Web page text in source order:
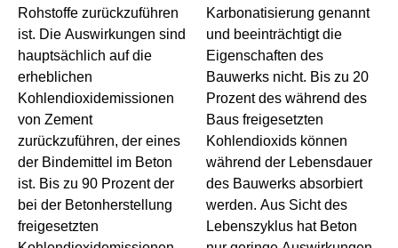
Rohstoffe zurückzuführen
ist. Die Auswirkungen sind
hauptsächlich auf die
erheblichen
Kohlendioxidemissionen
von Zement
zurückzuführen, der eines
der Bindemittel im Beton
ist. Bis zu 90 Prozent der
bei der Betonherstellung
freigesetzten
Karbonatisierung genannt
und beeinträchtigt die
Eigenschaften des
Bauwerks nicht. Bis zu 20
Prozent des während des
Baus freigesetzten
Kohlendioxids können
während der Lebensdauer
des Bauwerks absorbiert
werden. Aus Sicht des
Lebenszyklus hat Beton